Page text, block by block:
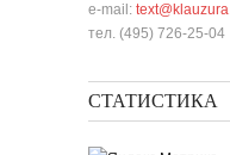
e-mail:
тел. (495) 726-25-04
СТАТИСТИКА